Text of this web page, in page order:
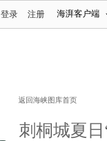
海湃客户端
登录 注册
返回海峡图库首页
刺桐城夏